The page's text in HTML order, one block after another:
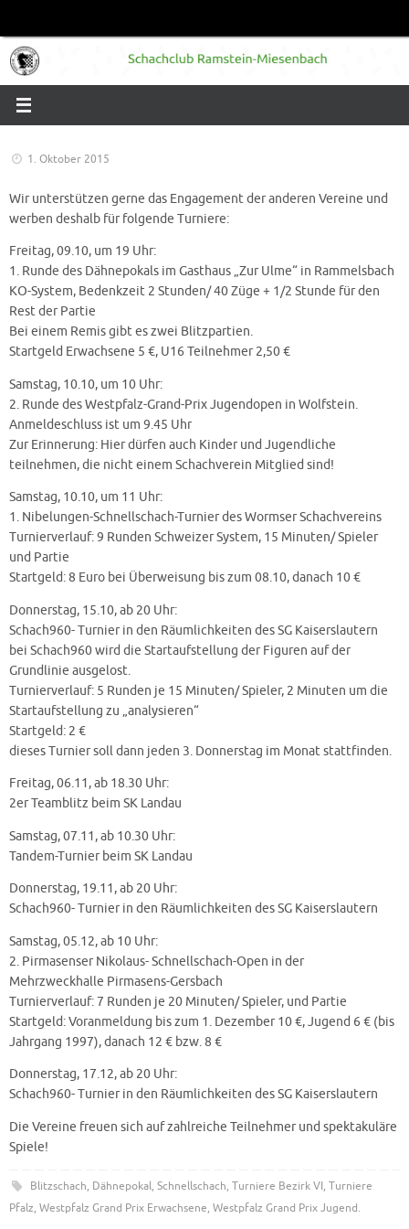
springen
1. Oktober 2015
Wir unterstützen gerne das Engagement der anderen Vereine und
werben deshalb für folgende Turniere:
Freitag, 09.10, um 19 Uhr:
1. Runde des Dähnepokals im Gasthaus „Zur Ulme“ in Rammelsbach
KO-System, Bedenkzeit 2 Stunden/ 40 Züge + 1/2 Stunde für den
Rest der Partie
Bei einem Remis gibt es zwei Blitzpartien.
Startgeld Erwachsene 5 €, U16 Teilnehmer 2,50 €
Samstag, 10.10, um 10 Uhr:
2. Runde des Westpfalz-Grand-Prix Jugendopen in Wolfstein.
Anmeldeschluss ist um 9.45 Uhr
Zur Erinnerung: Hier dürfen auch Kinder und Jugendliche
teilnehmen, die nicht einem Schachverein Mitglied sind!
Samstag, 10.10, um 11 Uhr:
1. Nibelungen-Schnellschach-Turnier des Wormser Schachvereins
Turnierverlauf: 9 Runden Schweizer System, 15 Minuten/ Spieler
und Partie
Startgeld: 8 Euro bei Überweisung bis zum 08.10, danach 10 €
Donnerstag, 15.10, ab 20 Uhr:
Schach960- Turnier in den Räumlichkeiten des SG Kaiserslautern
bei Schach960 wird die Startaufstellung der Figuren auf der
Grundlinie ausgelost.
Turnierverlauf: 5 Runden je 15 Minuten/ Spieler, 2 Minuten um die
Startaufstellung zu „analysieren“
Startgeld: 2 €
dieses Turnier soll dann jeden 3. Donnerstag im Monat stattfinden.
Freitag, 06.11, ab 18.30 Uhr:
2er Teamblitz beim SK Landau
Samstag, 07.11, ab 10.30 Uhr:
Tandem-Turnier beim SK Landau
Donnerstag, 19.11, ab 20 Uhr:
Schach960- Turnier in den Räumlichkeiten des SG Kaiserslautern
Samstag, 05.12, ab 10 Uhr:
2. Pirmasenser Nikolaus- Schnellschach-Open in der
Mehrzweckhalle Pirmasens-Gersbach
Turnierverlauf: 7 Runden je 20 Minuten/ Spieler, und Partie
Startgeld: Voranmeldung bis zum 1. Dezember 10 €, Jugend 6 € (bis
Jahrgang 1997), danach 12 € bzw. 8 €
Donnerstag, 17.12, ab 20 Uhr:
Schach960- Turnier in den Räumlichkeiten des SG Kaiserslautern
Die Vereine freuen sich auf zahlreiche Teilnehmer und spektakuläre
Spiele!
Blitzschach, Dähnepokal, Schnellschach, Turniere Bezirk VI, Turniere
Pfalz, Westpfalz Grand Prix Erwachsene, Westpfalz Grand Prix Jugend.